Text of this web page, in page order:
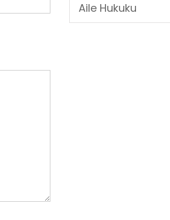
Aile Hukuku